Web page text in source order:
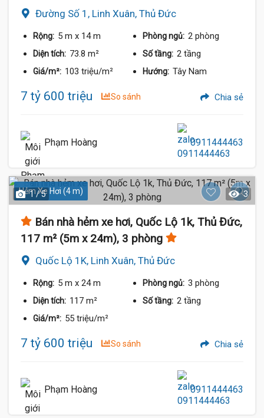
Đường Số 1, Linh Xuân, Thủ Đức
Rộng: 5 m x 14 m Phòng ngủ: 2 phòng
Diện tích: 73.8 m² Số tầng: 2 tầng
Giá/m²: 103 triệu/m² Hướng: Tây Nam
7 tỷ 600 triệu So sánh Chia sẻ
Phạm Hoàng 0911444463
Hẻm Xe Hơi (4 m)
1 / 5 3
Bán nhà hẻm xe hơi, Quốc Lộ 1k, Thủ Đức,
117 m² (5m x 24m), 3 phòng
Quốc Lộ 1K, Linh Xuân, Thủ Đức
Rộng: 5 m x 24 m Phòng ngủ: 3 phòng
Diện tích: 117 m² Số tầng: 2 tầng
Giá/m²: 55 triệu/m²
7 tỷ 600 triệu So sánh Chia sẻ
Phạm Hoàng 0911444463